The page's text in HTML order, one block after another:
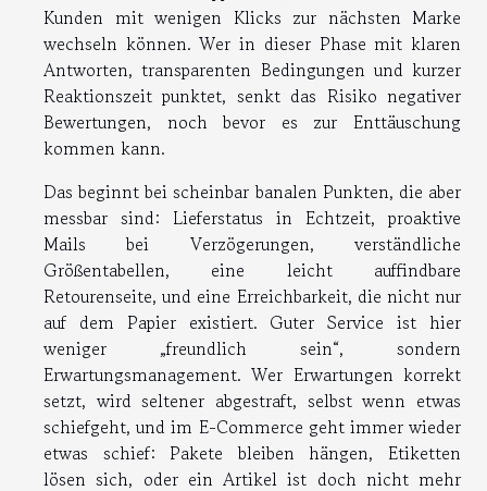
Kunden mit wenigen Klicks zur nächsten Marke
wechseln können. Wer in dieser Phase mit klaren
Antworten, transparenten Bedingungen und kurzer
Reaktionszeit punktet, senkt das Risiko negativer
Bewertungen, noch bevor es zur Enttäuschung
kommen kann.
Das beginnt bei scheinbar banalen Punkten, die aber
messbar sind: Lieferstatus in Echtzeit, proaktive
Mails bei Verzögerungen, verständliche
Größentabellen, eine leicht auffindbare
Retourenseite, und eine Erreichbarkeit, die nicht nur
auf dem Papier existiert. Guter Service ist hier
weniger „freundlich sein“, sondern
Erwartungsmanagement. Wer Erwartungen korrekt
setzt, wird seltener abgestraft, selbst wenn etwas
schiefgeht, und im E-Commerce geht immer wieder
etwas schief: Pakete bleiben hängen, Etiketten
lösen sich, oder ein Artikel ist doch nicht mehr